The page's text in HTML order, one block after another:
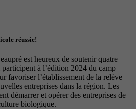
réussie!
est heureux de soutenir quatre
participent à l’édition 2024 du camp
favoriser l’établissement de la relève
entreprises dans la région. Les
démarrer et opérer des entreprises de
biologique.